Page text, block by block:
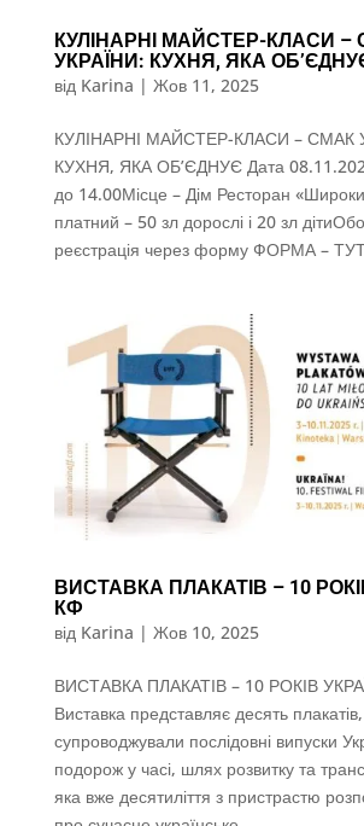
КУЛІНАРНІ МАЙСТЕР-КЛАСИ –
УКРАЇНИ: КУХНЯ, ЯКА
від Karina | Жов 11, 2025
КУЛІНАРНІ МАЙСТЕР-КЛАСИ – СМАК
КУХНЯ, ЯКА ОБ’ЄДНУЄ Дата
до 14.00Місце – Дім Ресторан
платний – 50 зл дорослі і 20 зл
реєстрація через форму ФОРМА – ТУТ
ВИСТАВКА ПЛАКАТІВ – 10
КФ
від Karina | Жов 10, 2025
ВИСТАВКА ПЛАКАТІВ – 10 РОКІВ
Виставка представляє десять
супроводжували послідовні випуски
подорож у часі, шлях розвитку та
яка вже десятиліття з пристрастю